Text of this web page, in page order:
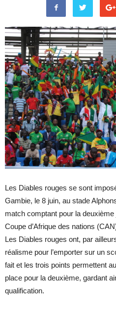
Les Diables rouges se sont
Gambie, le 8 juin, au stade
match comptant pour la
Coupe d’Afrique des nations
Les Diables rouges ont, par
réalisme pour l’emporter sur un
fait et les trois points permettent
place pour la deuxième, gardant
qualification.